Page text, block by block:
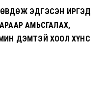
ЭДГЭСЭН ИРГЭД
АМЬСГАЛАХ,
ДЭМТЭЙ ХООЛ ХҮНС